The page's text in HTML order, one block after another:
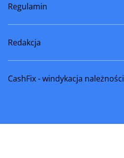
Regulamin
Redakcja
CashFix - windykacja należności